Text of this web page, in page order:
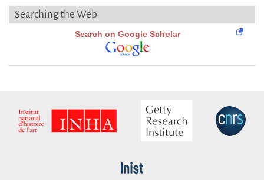
Searching the Web
Search on Google Scholar